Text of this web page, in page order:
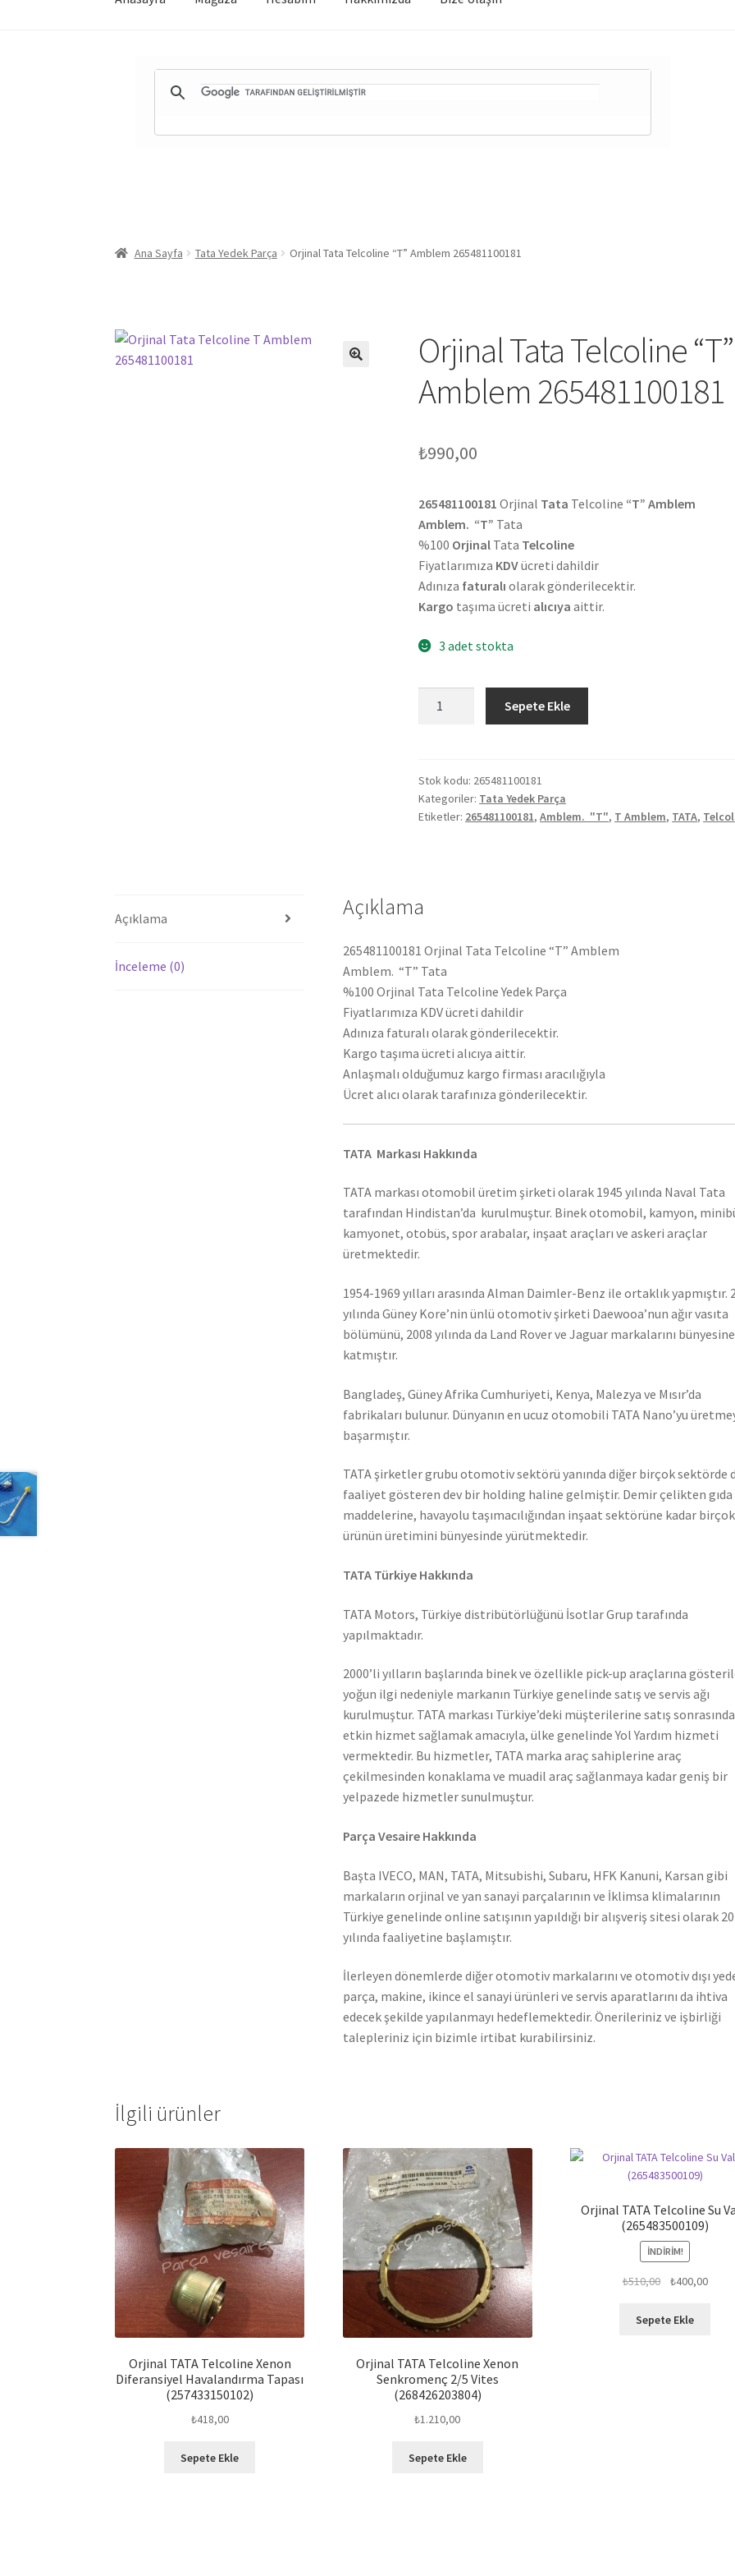
Ana Sayfa Tata Yedek Parça Orjinal Tata Telcoline “T” Amblem 265481100181
Orjinal Tata Telcoline “T”
Amblem 265481100181
₺990,00
265481100181 Orjinal Tata Telcoline “T” Amblem
Amblem. “T” Tata
%100 Orjinal Tata Telcoline
Fiyatlarımıza KDVücreti dahildir
Adınıza faturalı olarak gönderilecektir.
Kargo taşıma ücreti alıcıya aittir.
3 adet stokta
Amblem
265481100181
adet
Sepete Ekle
Stok kodu: 265481100181
Kategoriler: Tata Yedek Parça
Etiketler: 265481100181,Amblem. "T", T Amblem, TATA,
Açıklama
İnceleme (0)
Açıklama
265481100181 Orjinal Tata Telcoline “T” Amblem
Amblem. “T” Tata
%100 Orjinal Tata Telcoline Yedek Parça
Fiyatlarımıza KDV ücreti dahildir
Adınıza faturalı olarak gönderilecektir.
Kargo taşıma ücreti alıcıya aittir.
Anlaşmalı olduğumuz kargo firması aracılığıyla
Ücret alıcı olarak tarafınıza gönderilecektir.
TATA Markası Hakkında
TATA markası otomobil üretim şirketi olarak 1945 yılında Naval Tata
tarafından Hindistan’da kurulmuştur. Binek otomobil, kamyon,
kamyonet, otobüs, spor arabalar, inşaat araçları ve askeri araçlar
üretmektedir.
1954-1969 yılları arasında Alman Daimler-Benz ile ortaklık yapmıştır.
yılında Güney Kore’nin ünlü otomotiv şirketi Daewooa’nun ağır vasıta
bölümünü, 2008 yılında da Land Rover ve Jaguar markalarını bünyesine
katmıştır.
Bangladeş, Güney Afrika Cumhuriyeti, Kenya, Malezya ve Mısır’da
fabrikaları bulunur. Dünyanın en ucuz otomobili TATA Nano’yu
başarmıştır.
TATA şirketler grubu otomotiv sektörü yanında diğer birçok sektörde
faaliyet gösteren dev bir holding haline gelmiştir. Demir çelikten gıda
maddelerine, havayolu taşımacılığından inşaat sektörüne kadar birçok
ürünün üretimini bünyesinde yürütmektedir.
TATA Türkiye Hakkında
TATA Motors, Türkiye distribütörlüğünü İsotlar Grup tarafında
yapılmaktadır.
2000’li yılların başlarında binek ve özellikle pick-up araçlarına
yoğun ilgi nedeniyle markanın Türkiye genelinde satış ve servis ağı
kurulmuştur. TATA markası Türkiye’deki müşterilerine satış
etkin hizmet sağlamak amacıyla, ülke genelinde Yol Yardım hizmeti
vermektedir. Bu hizmetler, TATA marka araç sahiplerine araç
çekilmesinden konaklama ve muadil araç sağlanmaya kadar geniş bir
yelpazede hizmetler sunulmuştur.
Parça Vesaire Hakkında
Başta IVECO, MAN, TATA, Mitsubishi, Subaru, HFK Kanuni, Karsan gibi
markaların orjinal ve yan sanayi parçalarının ve İklimsa klimalarının
Türkiye genelinde online satışının yapıldığı bir alışveriş sitesi olarak
yılında faaliyetine başlamıştır.
İlerleyen dönemlerde diğer otomotiv markalarını ve otomotiv dışı
parça, makine, ikince el sanayi ürünleri ve servis aparatlarını da ihtiva
edecek şekilde yapılanmayı hedeflemektedir. Önerileriniz ve işbirliği
talepleriniz için bizimle irtibat kurabilirsiniz.
İlgili ürünler
Orjinal TATA Telcoline Xenon
Diferansiyel Havalandırma Tapası
(257433150102)
₺418,00
Sepete Ekle
Orjinal TATA Telcoline Xenon
Senkromenç 2/5 Vites
(268426203804)
₺1.210,00
Sepete Ekle
Orjinal TATA Telcoline Su
(265483500109)
İNDIRIM!
₺510,00
Orijinal
₺510,00.
₺400,00Şu
Sepete Ekle